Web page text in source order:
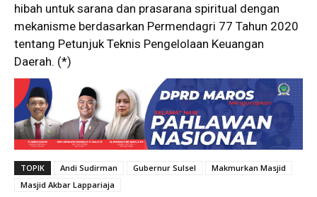
hibah untuk sarana dan prasarana spiritual dengan
mekanisme berdasarkan Permendagri 77 Tahun 2020
tentang Petunjuk Teknis Pengelolaan Keuangan
Daerah. (*)
TOPIK Andi Sudirman Gubernur Sulsel
Makmurkan Masjid
Masjid Akbar Lappariaja